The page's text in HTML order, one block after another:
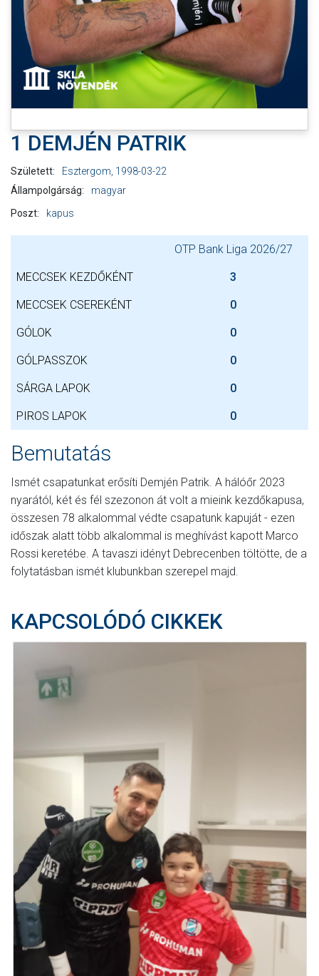
1 DEMJÉN PATRIK
Született:
Esztergom, 1998-03-22
Állampolgárság:
magyar
Poszt:
kapus
OTP Bank Liga 2026/27
MECCSEK KEZDŐKÉNT 3
MECCSEK CSEREKÉNT 0
GÓLOK 0
GÓLPASSZOK 0
SÁRGA LAPOK 0
PIROS LAPOK 0
Bemutatás
Ismét csapatunkat erősíti Demjén Patrik. A hálóőr 2023
nyarától, két és fél szezonon át volt a mieink kezdőkapusa,
összesen 78 alkalommal védte csapatunk kapuját - ezen
időszak alatt több alkalommal is meghívást kapott Marco
Rossi keretébe. A tavaszi idényt Debrecenben töltötte, de a
folytatásban ismét klubunkban szerepel majd.
KAPCSOLÓDÓ CIKKEK